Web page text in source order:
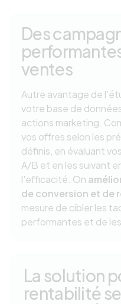
Des
ventes
Autre avantage de
votre base de
actions marketing.
vos offres selon les
définis, en évaluant
A/B et en les suivant
l'efficacité. On
de conversion et de
mesure de cibler les
performantes et de
La solution
rentabilité